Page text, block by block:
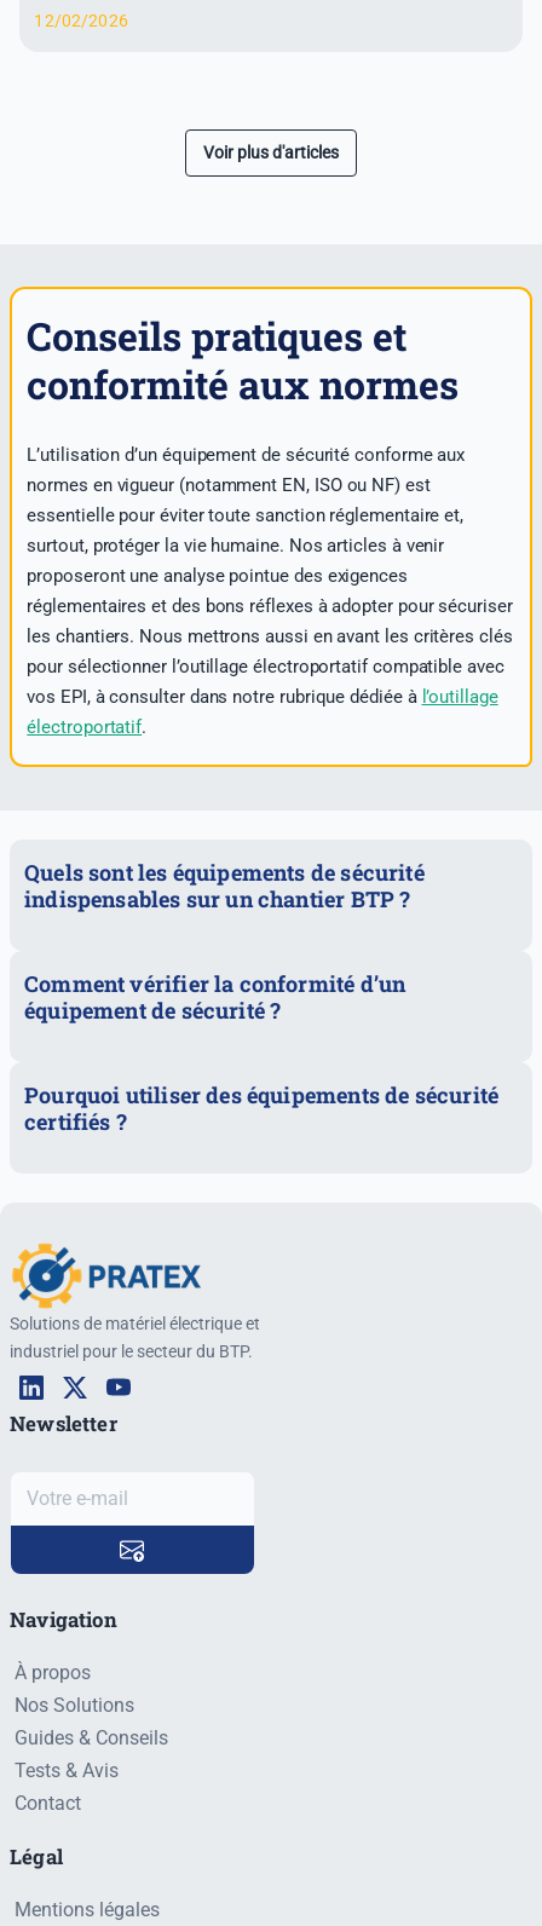
protection. Opter pour des chaussures de séc...
12/02/2026
Voir plus d'articles
Suivant »
Conseils pratiques et
conformité aux normes
L’utilisation d’un équipement de sécurité conforme aux
normes en vigueur (notamment EN, ISO ou NF) est
essentielle pour éviter toute sanction réglementaire et,
surtout, protéger la vie humaine. Nos articles à venir
proposeront une analyse pointue des exigences
réglementaires et des bons réflexes à adopter pour sécuriser
les chantiers. Nous mettrons aussi en avant les critères clés
pour sélectionner l’outillage électroportatif compatible avec
vos EPI, à consulter dans notre rubrique dédiée à l’outillage
électroportatif.
Quels sont les équipements de sécurité
indispensables sur un chantier BTP ?
Comment vérifier la conformité d’un
équipement de sécurité ?
Pourquoi utiliser des équipements de sécurité
certifiés ?
Solutions de matériel électrique et
industriel pour le secteur du BTP.
Navigation
À propos
Nos Solutions
Guides & Conseils
Tests & Avis
Contact
Newsletter
Légal
Mentions légales